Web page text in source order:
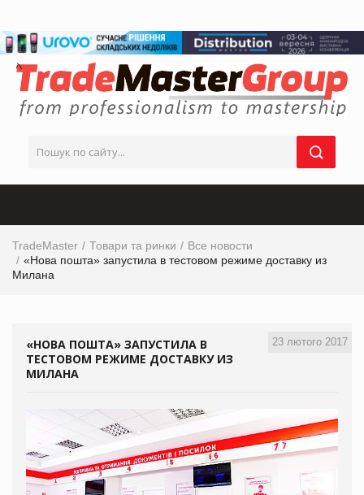
TradeMaster Товари та ринки
Все новости
«Нова пошта» запустила в тестовом режиме доставку из
Милана
23 лютого 2017
«НОВА ПОШТА» ЗАПУСТИЛА В
ТЕСТОВОМ РЕЖИМЕ ДОСТАВКУ ИЗ
МИЛАНА